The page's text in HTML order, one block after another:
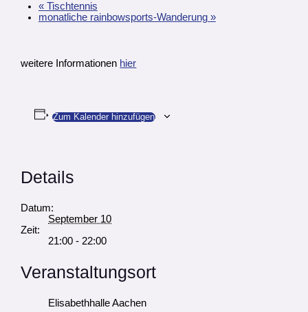
«Tischtennis
monatliche rainbowsports-Wanderung »
weitere Informationen hier
Zum Kalender hinzufügen
Details
Datum:
September 10
Zeit:
21:00 - 22:00
Veranstaltungsort
Elisabethhalle Aachen